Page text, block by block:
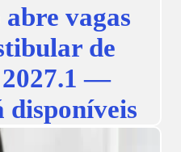
vagas
de
—
disponíveis